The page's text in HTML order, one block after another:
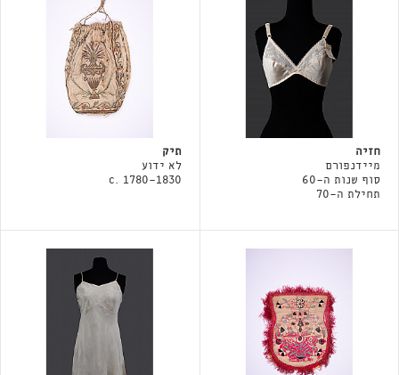
חזיה
מיידנפורם
סוף שנות ה-60
תחילת ה-70
תיק
לא ידוע
c. 1780-1830